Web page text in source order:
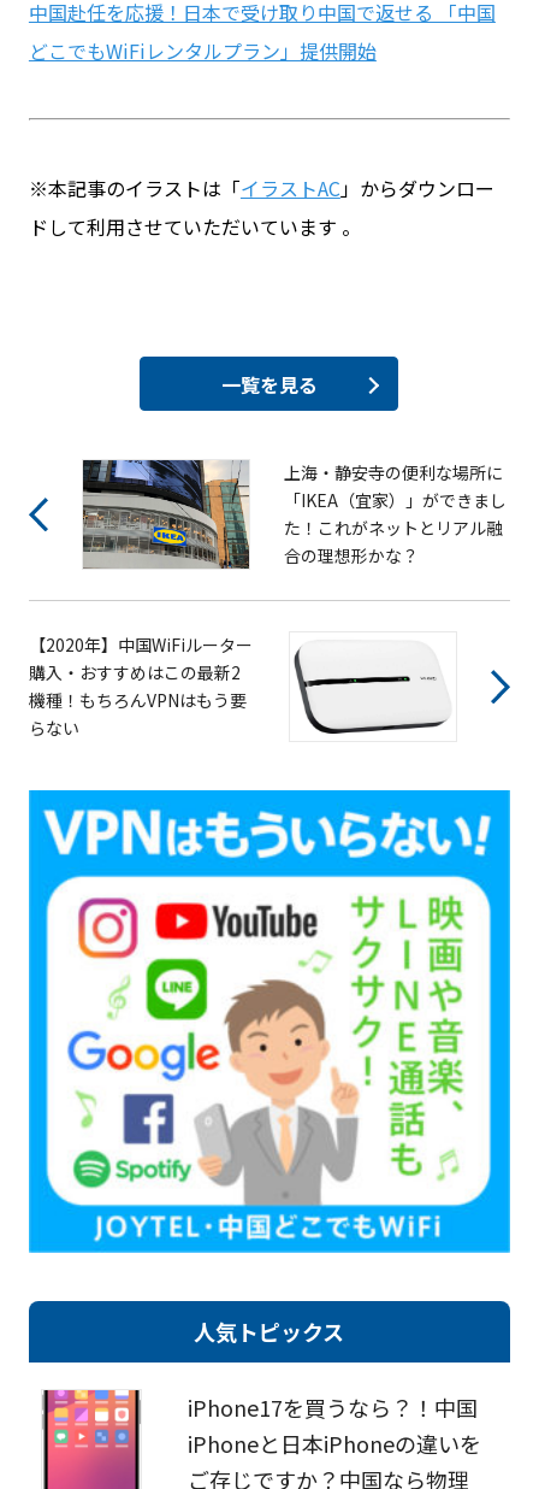
中国赴任を応援！日本で受け取り中国で返せる 「中国
どこでもWiFiレンタルプラン」提供開始
※本記事のイラストは「イラストAC」からダウンロー
ドして利用させていただいています 。
一覧を見る
上海・静安寺の便利な場所に
「IKEA（宜家）」ができまし
た！これがネットとリアル融
合の理想形かな？
【2020年】中国WiFiルーター
購入・おすすめはこの最新2
機種！もちろんVPNはもう要
らない
人気トピックス
iPhone17を買うなら？！中国
iPhoneと日本iPhoneの違いを
ご存じですか？中国なら物理